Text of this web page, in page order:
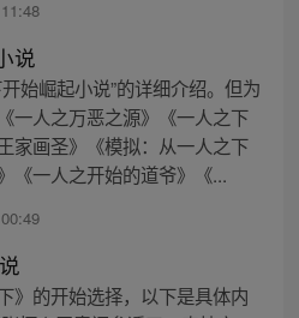
说
始崛起小说”的详细介绍。但为
一人之万恶之源》《一人之下
家画圣》《模拟：从一人之下
《一人之开始的道爷》《...
》的开始选择，以下是具体内